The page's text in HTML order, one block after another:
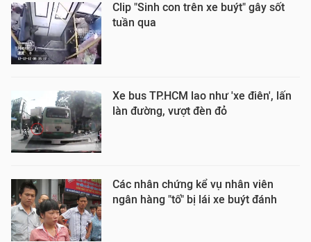
Clip "Sinh con trên xe buýt" gây sốt
tuần qua
Xe bus TP.HCM lao như 'xe điên', lấn
làn đường, vượt đèn đỏ
Các nhân chứng kể vụ nhân viên
ngân hàng "tố" bị lái xe buýt đánh